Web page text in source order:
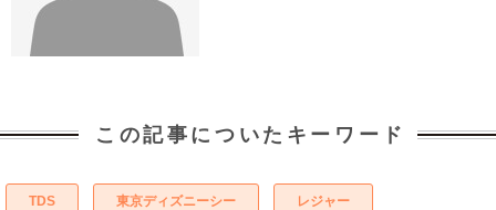
この記事についたキーワード
TDS 東京ディズニーシー レジャー